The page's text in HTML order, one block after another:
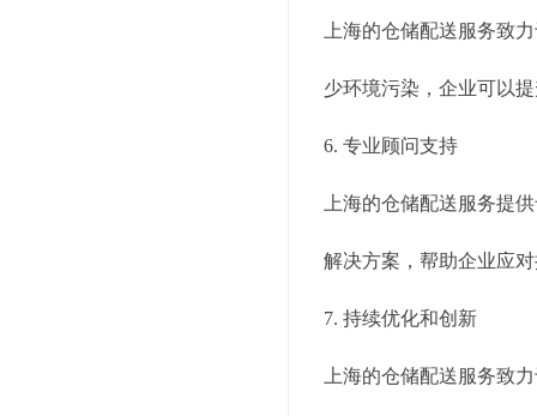
上海的仓储配送服务致
少环境污染，企业可以
6. 专业顾问支持
上海的仓储配送服务提
解决方案，帮助企业应
7. 持续优化和创新
上海的仓储配送服务致